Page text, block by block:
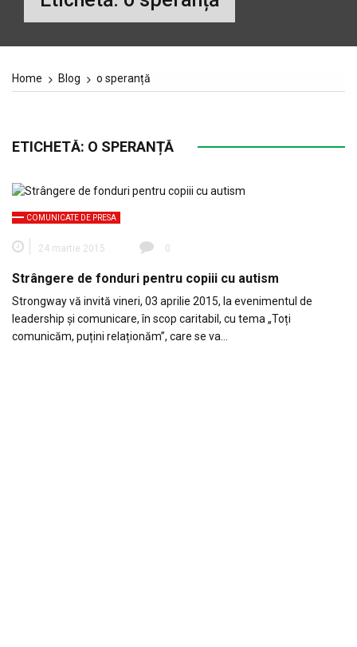
Home Blog o speranță
ETICHETĂ: O SPERANȚĂ
COMUNICATE DE PRESA
24 martie 2015 0
Strângere de fonduri pentru copiii cu autism
Strongway vă invită vineri, 03 aprilie 2015, la evenimentul de
leadership și comunicare, în scop caritabil, cu tema „Toți
comunicăm, puțini relaționăm”, care se va…